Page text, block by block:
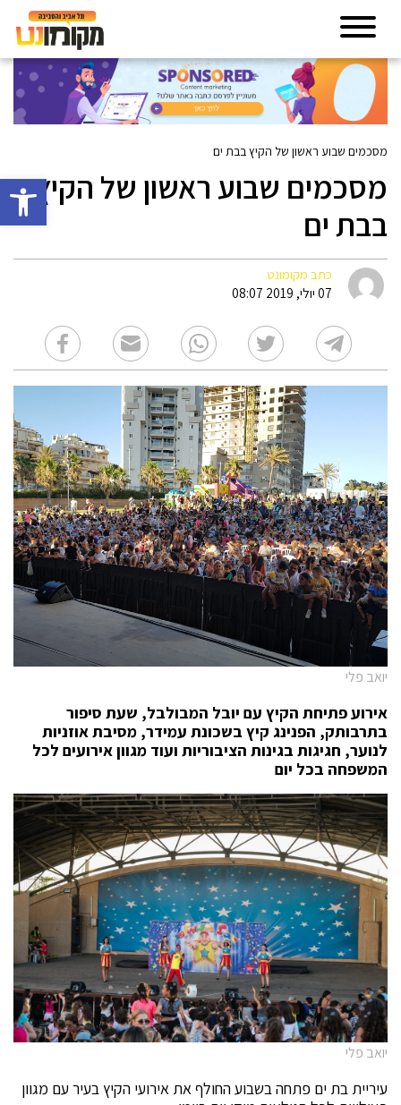
פתח
מסכמים שבוע ראשון של הקיץ בבת ים
מסכמים שבוע ראשון של הקיץ
בבת ים
כתב מקומונט
07 יולי, 2019 08:07
יואב פלי
אירוע פתיחת הקיץ עם יובל המבולבל, שעת סיפור
בתרבותק, הפנינג קיץ בשכונת עמידר, מסיבת אוזניות
לנוער, חגיגות בגינות הציבוריות ועוד מגוון אירועים לכל
המשפחה בכל יום
יואב פלי
עיריית בת ים פתחה בשבוע החולף את אירועי הקיץ בעיר עם מגוון